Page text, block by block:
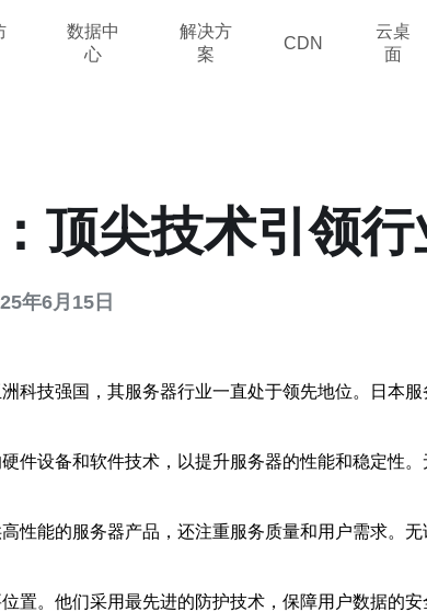
数据中
心
解决方
案
CDN
云桌
面
顶尖技术引领行
年6月15日
技强国，其服务器行业一直处于领先地位。日本服
件设备和软件技术，以提升服务器的性能和稳定性
性能的服务器产品，还注重服务质量和用户需求。
置。他们采用最先进的防护技术，保障用户数据的